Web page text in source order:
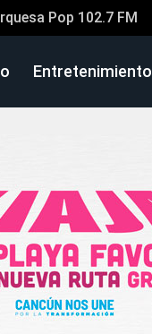
Pop 102.7 FM
Entretenimiento